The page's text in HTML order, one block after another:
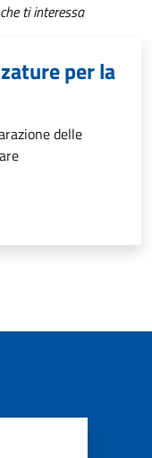
ti interessa
per la
delle